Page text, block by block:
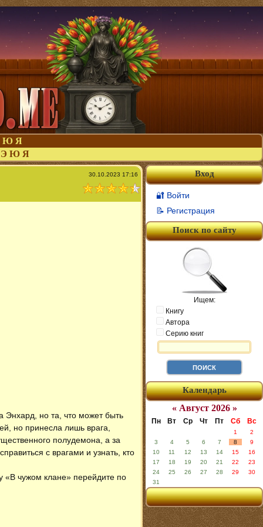
Ю Я
Э Ю Я
30.10.2023 17:16
Энхард, но та, что может быть
но принесла лишь врага,
полудемона, а за
с врагами и узнать, кто
«В чужом клане» перейдите по
Вход
🔐 Войти
📝 Регистрация
Поиск по сайту
Ищем:
Книгу
Автора
Серию книг
Календарь
« Август 2026 »
Пн Вт Ср Чт Пт Сб Вс
1
2
3
4 5 6 7 8
9
10
11 12 13 14 15
16
17
18 19 20 21 22
23
24
25 26 27 28 29
30
31